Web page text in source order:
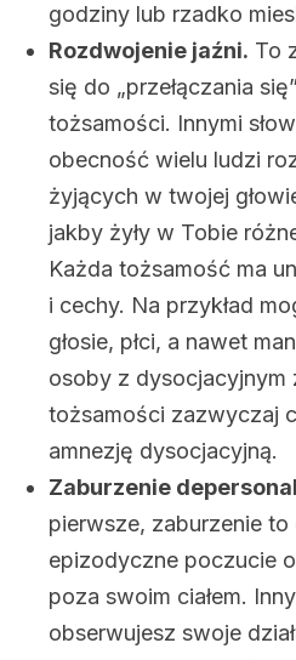
godziny lub rzadko
Rozdwojenie jaźni. To
się do „przełączania
tożsamości. Innymi
obecność wielu ludzi
żyjących w twojej
jakby żyły w Tobie
Każda tożsamość ma
i cechy. Na przykład
głosie, płci, a nawet
osoby z dysocjacyjnym
tożsamości zazwyczaj
amnezję dysocjacyjną.
Zaburzenie
pierwsze, zaburzenie to
epizodyczne poczucie
poza swoim ciałem.
obserwujesz swoje